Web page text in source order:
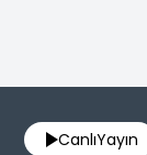
CanlıYayın